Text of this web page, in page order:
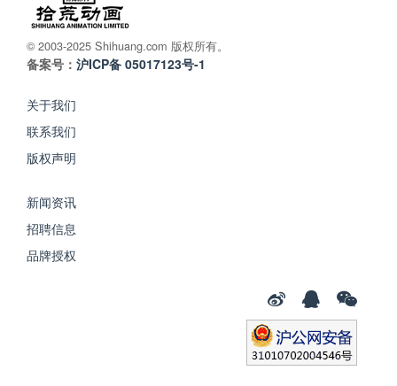
© 2003-2025 Shihuang.com 版权所有。
备案号： 沪ICP备 05017123号-1
关于我们
联系我们
版权声明
新闻资讯
招聘信息
品牌授权